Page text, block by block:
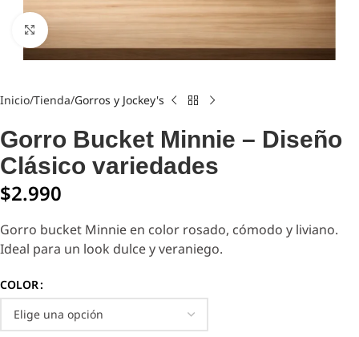
Click to enlarge
Inicio Tienda Gorros y Jockey's
Gorro Bucket Minnie – Diseño
Clásico variedades
$2.990
Gorro bucket Minnie en color rosado, cómodo y liviano.
Ideal para un look dulce y veraniego.
COLOR